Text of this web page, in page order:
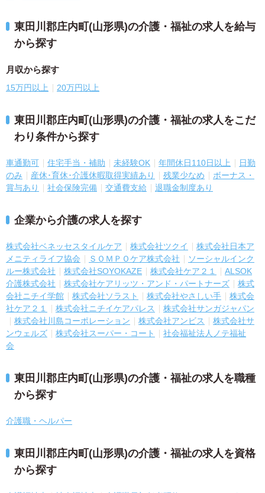
東田川郡庄内町(山形県)の介護・福祉の求人を給与
から探す
月収から探す
15万円以上 20万円以上
東田川郡庄内町(山形県)の介護・福祉の求人をこだ
わり条件から探す
車通勤可 住宅手当・補助 未経験OK 年間休日110日以上
日勤
のみ
産休･育休･介護休暇取得実績あり 残業少なめ
ボーナス・
賞与あり
社会保険完備 交通費支給 退職金制度あり
企業から介護の求人を探す
株式会社ベネッセスタイルケア 株式会社ツクイ
株式会社日本ア
メニティライフ協会
ＳＯＭＰＯケア株式会社
ソーシャルインク
ルー株式会社
株式会社SOYOKAZE 株式会社ケア２１
ALSOK
介護株式会社
株式会社ケアリッツ・アンド・パートナーズ
株式
会社ニチイ学館
株式会社ソラスト 株式会社やさしい手
株式会
社ケア２１
株式会社ニチイケアパレス
株式会社サンガジャパン
株式会社川島コーポレーション
株式会社アンビス
株式会社サ
ンウェルズ
株式会社スーパー・コート
社会福祉法人ノテ福祉
会
東田川郡庄内町(山形県)の介護・福祉の求人を職種
から探す
介護職・ヘルパー
東田川郡庄内町(山形県)の介護・福祉の求人を資格
から探す